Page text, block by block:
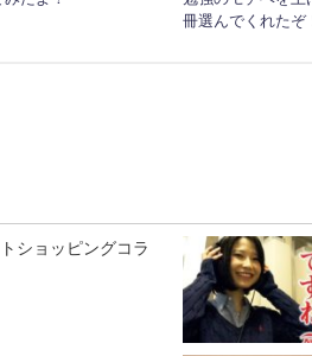
冊選んでくれたぞ
ショッピングコラ